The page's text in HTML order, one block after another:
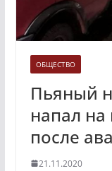
ОБЩЕСТВО
Пьяный
напал
после
21.11.2020